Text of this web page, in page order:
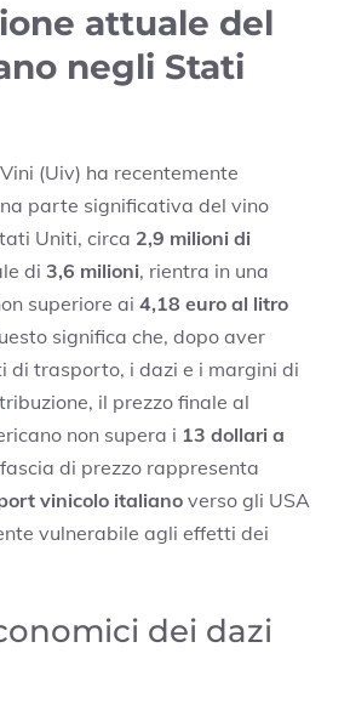
attuale del
negli Stati
(Uiv) ha recentemente
parte significativa del vino
Uniti, circa 2,9 milioni di
di 3,6 milioni, rientra in una
superiore ai 4,18 euro al litro
significa che, dopo aver
di trasporto, i dazi e i margini di
il prezzo finale al
non supera i 13 dollari a
di prezzo rappresenta
vinicolo italiano verso gli USA
vulnerabile agli effetti dei
dei dazi